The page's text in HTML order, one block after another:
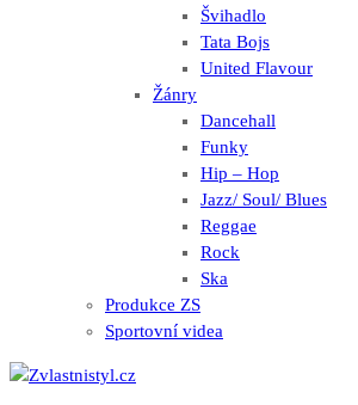
Švihadlo
Tata Bojs
United Flavour
Žánry
Dancehall
Funky
Hip – Hop
Jazz/ Soul/ Blues
Reggae
Rock
Ska
Produkce ZS
Sportovní videa